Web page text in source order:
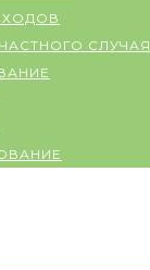
СЛУЧАЯ